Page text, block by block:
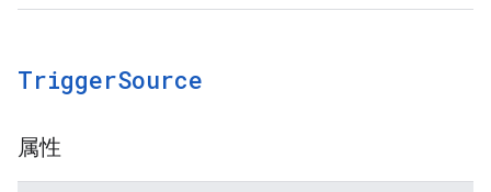
TriggerSource
属性